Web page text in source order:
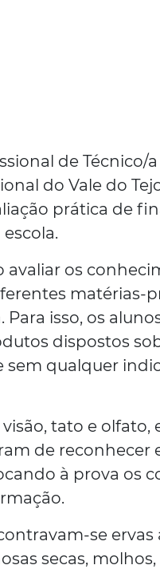
de Técnico/
do Vale do
prática de
os
matérias-
isso, os
dispostos
qualquer
tato e olfato,
de reconhecer
à prova os
se ervas
secas, molhos,